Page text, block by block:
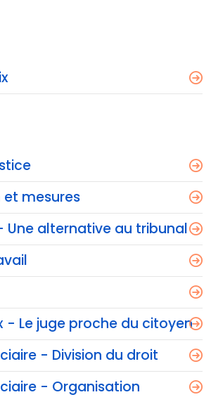
mesures
Une alternative au tribunal
- Le juge proche du citoyen
- Division du droit
- Organisation